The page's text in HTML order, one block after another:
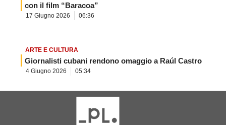
con il film “Baracoa”
17 Giugno 2026 06:36
ARTE E CULTURA
Giornalisti cubani rendono omaggio a Raúl Castro
4 Giugno 2026 05:34